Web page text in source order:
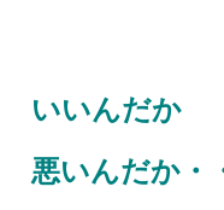
いいんだか
悪いんだか・